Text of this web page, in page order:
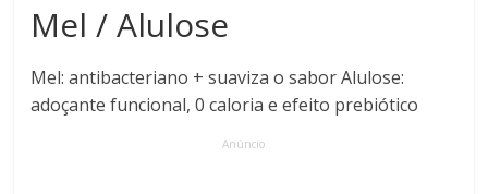
Mel / Alulose
Mel: antibacteriano + suaviza o sabor Alulose:
adoçante funcional, 0 caloria e efeito prebiótico
Anúncio